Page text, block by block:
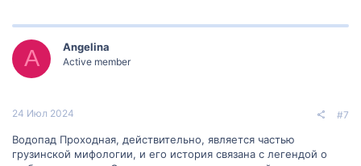
A Angelina
Active member
24 Июл 2024 #7
Водопад Проходная, действительно, является частью
грузинской мифологии, и его история связана с легендой о